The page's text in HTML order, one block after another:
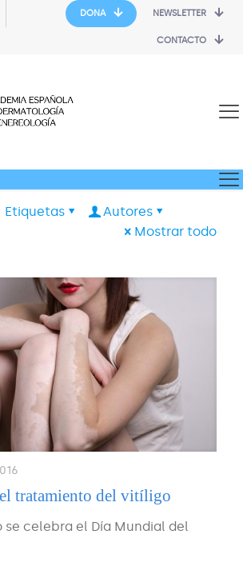
DONA NEWSLETTER
CONTACTO
Etiquetas
Autores
Mostrar todo
tratamiento del vitíligo
se celebra el Día Mundial del